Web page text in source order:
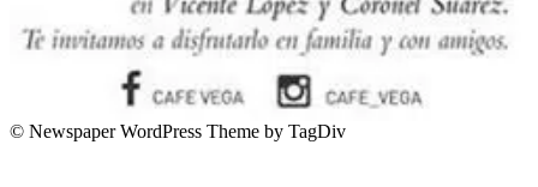
© Newspaper WordPress Theme by TagDiv